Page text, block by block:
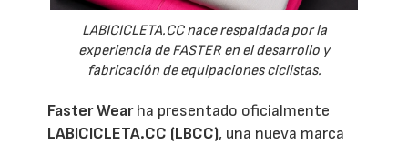
LABICICLETA.CC nace respaldada por la
experiencia de FASTER en el desarrollo y
fabricación de equipaciones ciclistas.
Faster Wearha presentado oficialmente
LABICICLETA.CC (LBCC), una nueva marca